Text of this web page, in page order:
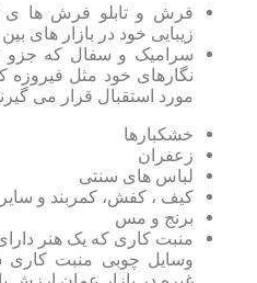
فرش و تابلو فرش ها ی
زیبایی خود در بازار های
سرامیک و سفال که جزو
نگارهای خود مثل فیروزه
مورد استقبال قرار می
خشکبارها
زعفران
لباس های سنتی
کیف ، کفش، کمربند و
برنج و مس
منبت کاری که یک هنر
وسایل چوبی منبت کاری